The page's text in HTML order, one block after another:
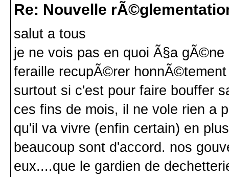
Re: Nouvelle
salut a tous
je ne vois pas en quoi Ã§a
feraille recupÃ©rer
surtout si c'est pour faire bouffer
ces fins de mois, il ne vole rien a
qu'il va vivre (enfin certain) en
beaucoup sont d'accord. nos
eux....que le gardien de